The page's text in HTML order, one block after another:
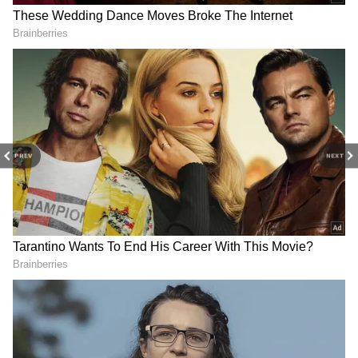
PREV NEXT
RECOMMENDED STORIES
Coimbatore Tourist Place:
ஊட்டி, கொடைக்கானல்
போரடிச்சிருச்சா?
கோவையைச் சுற்றி
இருக்கும் இந்த 10
ஸ்பாட்களுக்கு ஒரு விசிட்
லுலு-வுக்குப் போட்டியாக
களமிறங்கும் ஹைப்பர்
மார்க்கெட்! எப்போது
திறப்பு? என்னென்ன
இருக்கு தெரியுமா?